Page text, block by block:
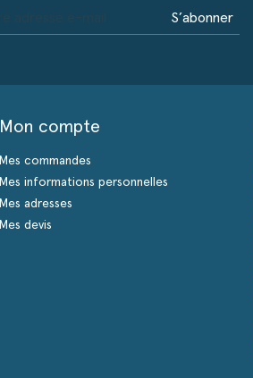
S’abonner
Mon compte
Mes commandes
Mes informations personnelles
Mes adresses
Mes devis